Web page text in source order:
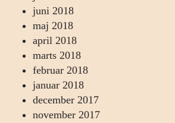
juni 2018
maj 2018
april 2018
marts 2018
februar 2018
januar 2018
december 2017
november 2017